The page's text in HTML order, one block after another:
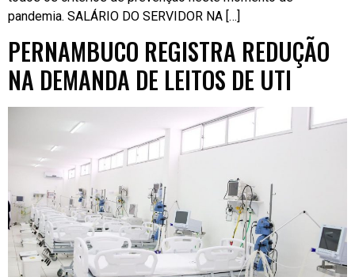
pandemia. SALÁRIO DO SERVIDOR NA […]
PERNAMBUCO REGISTRA REDUÇÃO
NA DEMANDA DE LEITOS DE UTI